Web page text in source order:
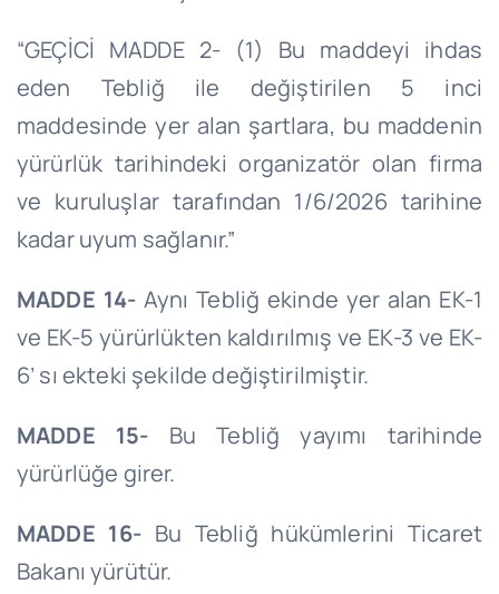
“GEÇİCİ MADDE 2- (1) Bu maddeyi ihdas
eden Tebliğ ile değiştirilen 5 inci
maddesinde yer alan şartlara, bu maddenin
yürürlük tarihindeki organizatör olan firma
ve kuruluşlar tarafından 1/6/2026 tarihine
kadar uyum sağlanır.”
MADDE 14- Aynı Tebliğ ekinde yer alan EK-1
ve EK-5 yürürlükten kaldırılmış ve EK-3 ve EK-
6’ sı ekteki şekilde değiştirilmiştir.
MADDE 15- Bu Tebliğ yayımı tarihinde
yürürlüğe girer.
MADDE 16-Bu Tebliğ hükümlerini Ticaret
Bakanı yürütür.